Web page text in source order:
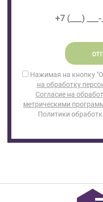
Нажимая на кнопку
на обработку
Согласие на
метрическими
Политики